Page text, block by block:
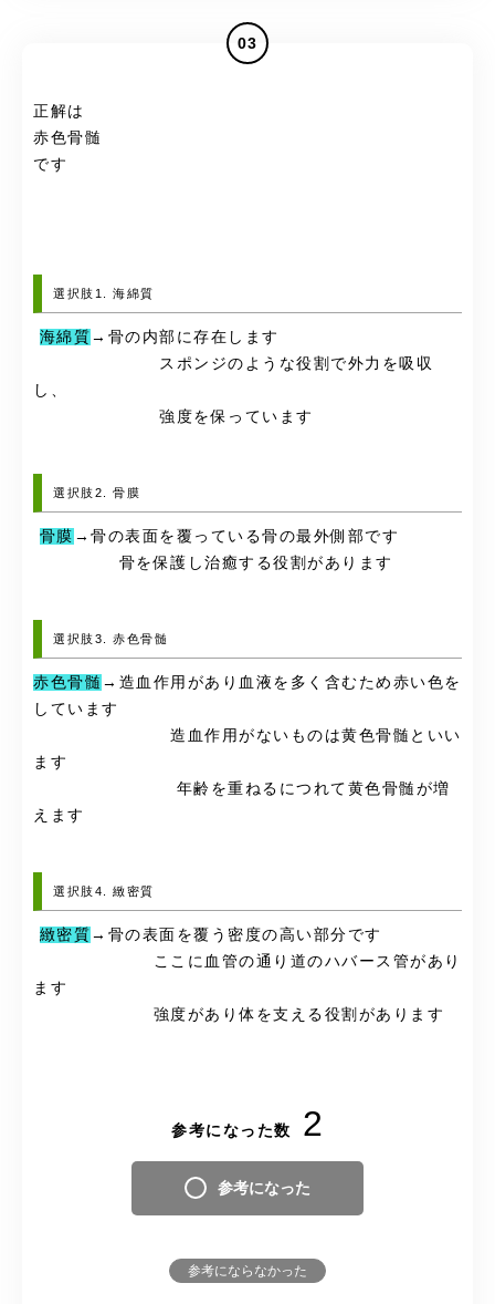
03
正解は
赤色骨髄
です
選択肢1. 海綿質
海綿質 →骨の内部に存在します
スポンジのような役割で外力を吸収
し、
強度を保っています
選択肢2. 骨膜
骨膜 →骨の表面を覆っている骨の最外側部です
骨を保護し治癒する役割があります
選択肢3. 赤色骨髄
赤色骨髄 →造血作用があり血液を多く含むため赤い色を
しています
造血作用がないものは黄色骨髄といい
ます
年齢を重ねるにつれて黄色骨髄が増
えます
選択肢4. 緻密質
緻密質 →骨の表面を覆う密度の高い部分です
ここに血管の通り道のハバース管があり
ます
強度があり体を支える役割があります
参考になった数 2
参考になった
参考にならなかった